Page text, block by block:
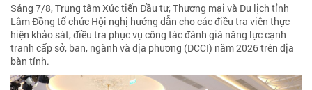
Sáng 7/8, Trung tâm Xúc tiến Đầu tư, Thương mại và Du lịch tỉnh
Lâm Đồng tổ chức Hội nghị hướng dẫn cho các điều tra viên thực
hiện khảo sát, điều tra phục vụ công tác đánh giá năng lực cạnh
tranh cấp sở, ban, ngành và địa phương (DCCI) năm 2026 trên địa
bàn tỉnh.